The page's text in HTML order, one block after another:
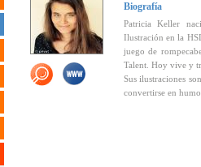
Biografía
Patricia Keller
Ilustración en la
juego de
Talent. Hoy vive y
Sus ilustraciones
convertirse en